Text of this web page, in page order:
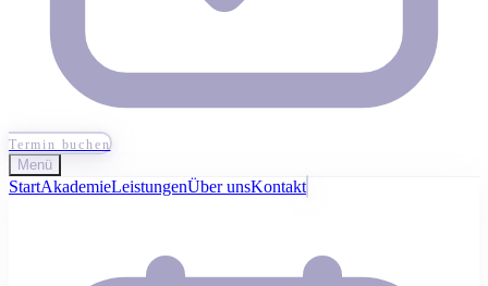
Termin buchen
Menü
StartAkademieLeistungenÜber unsKontakt